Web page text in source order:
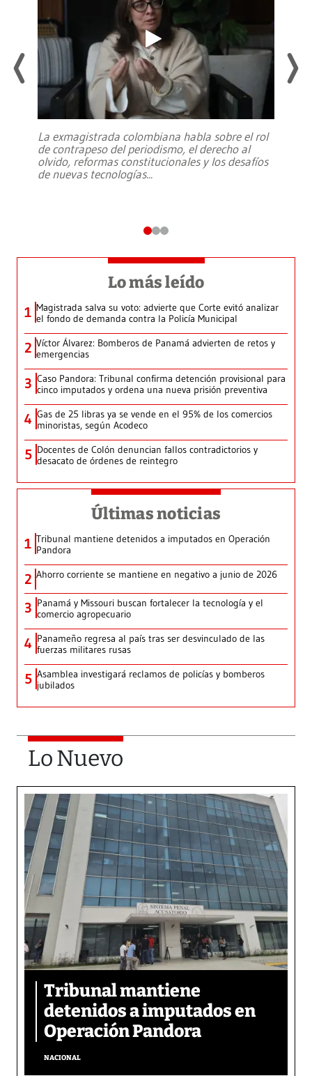
La exmagistrada colombiana habla sobre el rol
de contrapeso del periodismo, el derecho al
olvido, reformas constitucionales y los desafíos
de nuevas tecnologías...
Lo más leído
1 Magistrada salva su voto: advierte que Corte evitó analizar
el fondo de demanda contra la Policía Municipal
2 Víctor Álvarez: Bomberos de Panamá advierten de retos y
emergencias
3 Caso Pandora: Tribunal confirma detención provisional para
cinco imputados y ordena una nueva prisión preventiva
4 Gas de 25 libras ya se vende en el 95% de los comercios
minoristas, según Acodeco
5 Docentes de Colón denuncian fallos contradictorios y
desacato de órdenes de reintegro
Últimas noticias
1 Tribunal mantiene detenidos a imputados en Operación
Pandora
2 Ahorro corriente se mantiene en negativo a junio de 2026
3 Panamá y Missouri buscan fortalecer la tecnología y el
comercio agropecuario
4 Panameño regresa al país tras ser desvinculado de las
fuerzas militares rusas
5 Asamblea investigará reclamos de policías y bomberos
jubilados
Lo Nuevo
Tribunal mantiene
detenidos a imputados en
Operación Pandora
NACIONAL